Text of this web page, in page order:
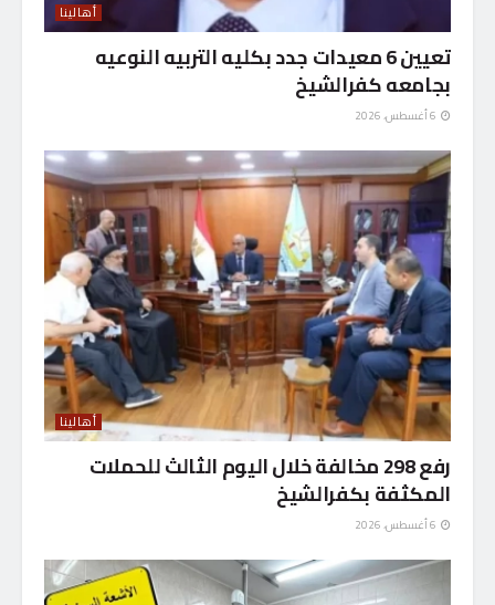
أهالينا
تعيين 6 معيدات جدد بكليه التربيه النوعيه
بجامعه كفرالشيخ
أهالينا
رفع 298 مخالفة خلال اليوم الثالث للحملات
المكثفة بكفرالشيخ